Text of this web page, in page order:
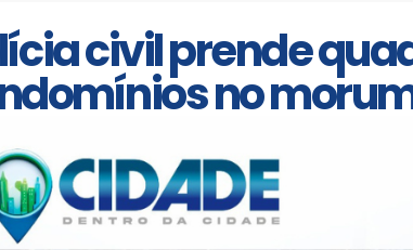
civil prende
no